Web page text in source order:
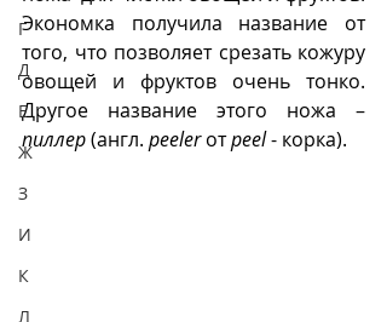
Г
Д
Е
Ж
З
И
К
Л
Экономка получила название от
того, что позволяет срезать кожуру
овощей и фруктов очень тонко.
пиллер (англ. peeler от peel - корка).